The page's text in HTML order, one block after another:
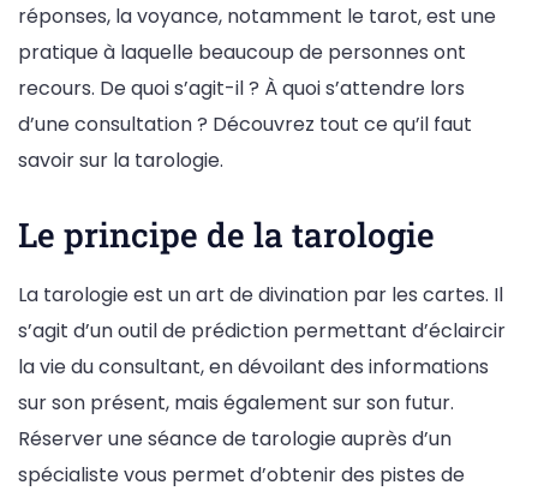
réponses, la voyance, notamment le tarot, est une
pratique à laquelle beaucoup de personnes ont
recours. De quoi s’agit-il ? À quoi s’attendre lors
d’une consultation ? Découvrez tout ce qu’il faut
savoir sur la tarologie.
Le principe de la tarologie
La tarologie est un art de divination par les cartes. Il
s’agit d’un outil de prédiction permettant d’éclaircir
la vie du consultant, en dévoilant des informations
sur son présent, mais également sur son futur.
Réserver une séance de tarologie auprès d’un
spécialiste vous permet d’obtenir des pistes de